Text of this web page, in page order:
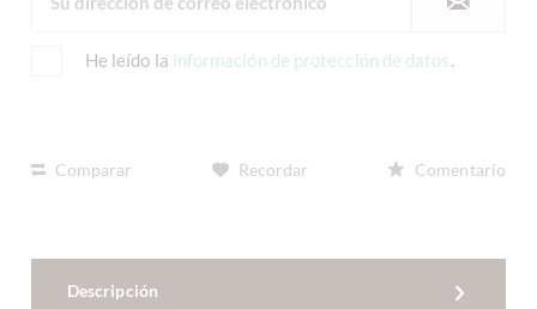
He leído la información de protección de datos.
Comparar Recordar Comentario
Descripción